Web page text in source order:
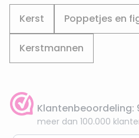
Kerst Poppetjes en
Kerstmannen
Klantenbeoordeling:
meer dan 100.000